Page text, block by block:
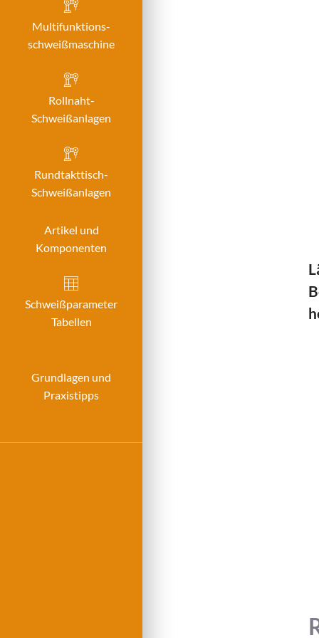
Multifunktions­
schweißmaschine
Rollnaht-
Schweißanlagen
Rundtakttisch-
Schweißanlagen
Artikel und
Komponenten
Schweißparameter
Tabellen
Grundlagen und
Praxistipps